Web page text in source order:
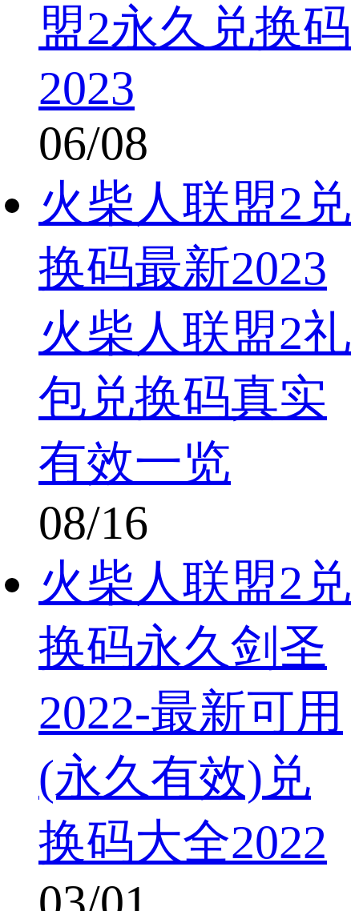
盟2永久兑换码
2023
06/08
火柴人联盟2兑
换码最新2023
火柴人联盟2礼
包兑换码真实
有效一览
08/16
火柴人联盟2兑
换码永久剑圣
2022-最新可用
(永久有效)兑
换码大全2022